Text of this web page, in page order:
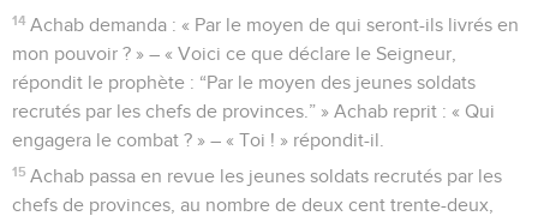
14 Achab demanda : « Par le moyen de qui seront-ils livrés en
mon pouvoir ? » – « Voici ce que déclare le Seigneur,
répondit le prophète : “Par le moyen des jeunes soldats
recrutés par les chefs de provinces.” » Achab reprit : « Qui
engagera le combat ? » – « Toi ! » répondit-il.
15 Achab passa en revue les jeunes soldats recrutés par les
chefs de provinces, au nombre de deux cent trente-deux,